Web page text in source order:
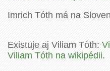
Imrich Tóth má na
Existuje aj Viliam Tóth:
Viliam Tóth na wikipédii.